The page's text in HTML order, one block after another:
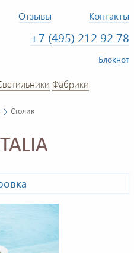
Отзывы Контакты
+7 (495) 212 92 78
Блокнот
Фабрики
Столик